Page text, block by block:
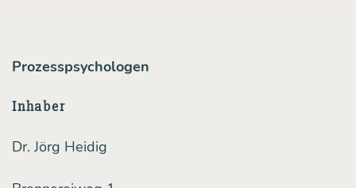
Prozesspsychologen
Inhaber
Dr. Jörg Heidig